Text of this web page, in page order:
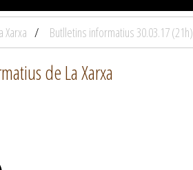
Xarxa Butlletins informatius 30.03.17 (21h)
de La Xarxa